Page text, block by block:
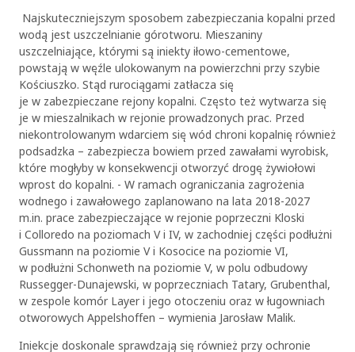
Najskuteczniejszym sposobem zabezpieczania kopalni przed
wodą jest uszczelnianie górotworu. Mieszaniny
uszczelniające, którymi są iniekty iłowo-cementowe,
powstają w węźle ulokowanym na powierzchni przy szybie
Kościuszko. Stąd rurociągami zatłacza się
je w zabezpieczane rejony kopalni. Często też wytwarza się
je w mieszalnikach w rejonie prowadzonych prac. Przed
niekontrolowanym wdarciem się wód chroni kopalnię również
podsadzka – zabezpiecza bowiem przed zawałami wyrobisk,
które mogłyby w konsekwencji otworzyć drogę żywiołowi
wprost do kopalni. - W ramach ograniczania zagrożenia
wodnego i zawałowego zaplanowano na lata 2018-2027
m.in. prace zabezpieczające w rejonie poprzeczni Kloski
i Colloredo na poziomach V i IV, w zachodniej części podłużni
Gussmann na poziomie V i Kosocice na poziomie VI,
w podłużni Schonweth na poziomie V, w polu odbudowy
Russegger-Dunajewski, w poprzeczniach Tatary, Grubenthal,
w zespole komór Layer i jego otoczeniu oraz w ługowniach
otworowych Appelshoffen – wymienia Jarosław Malik.
Iniekcje doskonale sprawdzają się również przy ochronie